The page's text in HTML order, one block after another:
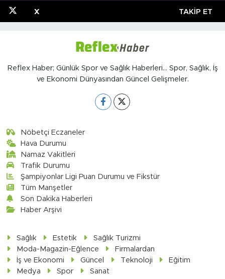
X TAKIP ET
Reflex Haber; Günlük Spor ve Sağlık Haberleri... Spor, Sağlık, İş
ve Ekonomi Dünyasından Güncel Gelişmeler.
Nöbetçi Eczaneler
Hava Durumu
Namaz Vakitleri
Trafik Durumu
Şampiyonlar Ligi Puan Durumu ve Fikstür
Tüm Manşetler
Son Dakika Haberleri
Haber Arşivi
Sağlık Estetik
Sağlık Turizmi
Moda-Magazin-Eğlence
Firmalardan
İş ve Ekonomi
Güncel Teknoloji
Eğitim
Medya
Spor Sanat